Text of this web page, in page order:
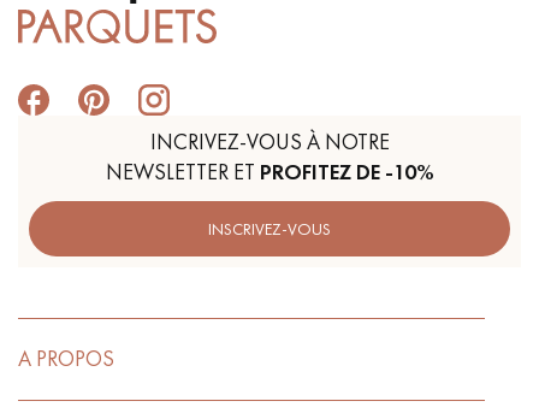
INCRIVEZ-VOUS À NOTRE
NEWSLETTER ET PROFITEZ DE -10%
INSCRIVEZ-VOUS
A PROPOS